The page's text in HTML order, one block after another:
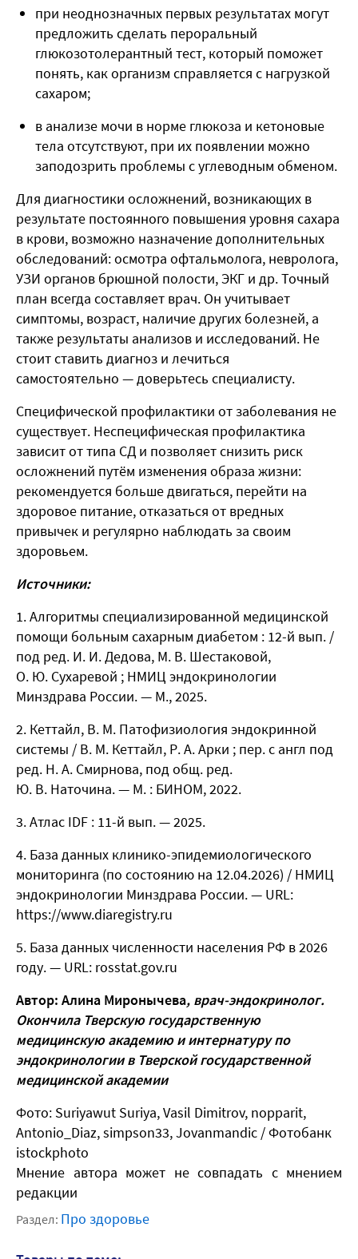
при неоднозначных первых результатах могут
предложить сделать пероральный
глюкозотолерантный тест, который поможет
понять, как организм справляется с нагрузкой
сахаром;
в анализе мочи в норме глюкоза и кетоновые
тела отсутствуют, при их появлении можно
заподозрить проблемы с углеводным обменом.
Для диагностики осложнений, возникающих в
результате постоянного повышения уровня сахара
в крови, возможно назначение дополнительных
обследований: осмотра офтальмолога, невролога,
УЗИ органов брюшной полости, ЭКГ и др. Точный
план всегда составляет врач. Он учитывает
симптомы, возраст, наличие других болезней, а
также результаты анализов и исследований. Не
стоит ставить диагноз и лечиться
самостоятельно — доверьтесь специалисту.
Специфической профилактики от заболевания не
существует. Неспецифическая профилактика
зависит от типа СД и позволяет снизить риск
осложнений путём изменения образа жизни:
рекомендуется больше двигаться, перейти на
здоровое питание, отказаться от вредных
привычек и регулярно наблюдать за своим
здоровьем.
Источники:
Алгоритмы специализированной медицинской
помощи больным сахарным диабетом : 12-й вып. /
под ред. И. И. Дедова, М. В. Шестаковой,
О. Ю. Сухаревой ; НМИЦ эндокринологии
Минздрава России. — М., 2025.
Кеттайл, В. М. Патофизиология эндокринной
системы / В. М. Кеттайл, Р. А. Арки ; пер. с англ под
ред. Н. А. Смирнова, под общ. ред.
Ю. В. Наточина. — М. : БИНОМ, 2022.
Атлас IDF : 11-й вып. — 2025.
База данных клинико-эпидемиологического
мониторинга (по состоянию на 12.04.2026) / НМИЦ
эндокринологии Минздрава России. — URL:
https://www.diaregistry.ru
База данных численности населения РФ в 2026
году. — URL: rosstat.gov.ru
Автор: Алина Миронычева, врач-эндокринолог.
Окончила Тверскую государственную
медицинскую академию и интернатуру по
эндокринологии в Тверской государственной
медицинской академии
Фото: Suriyawut Suriya, Vasil Dimitrov, nopparit,
Antonio_Diaz, simpson33, Jovanmandic / Фотобанк
istockphoto
Мнение автора может не совпадать с мнением
редакции
Раздел: Про здоровье